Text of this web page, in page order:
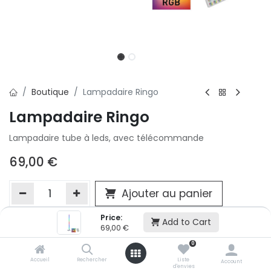
Price:
69,00 € Add to Cart
Accueil Rechercher
0
Liste
d'envies
Account
Boutique Lampadaire Ringo
Lampadaire Ringo
Lampadaire tube à leds, avec télécommande
69,00 €
Ajouter au panier
Ajouter à la liste d'envie
Si vous ne pouvez pas ajouter cet article dans votre panier
victime de son succès et momentanément indisponible.